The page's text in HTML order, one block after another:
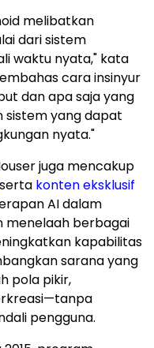
melibatkan
dari sistem
waktu nyata," kata
cara insinyur
dan apa saja yang
sistem yang dapat
nyata."
juga mencakup
konten eksklusif
AI dalam
menelaah berbagai
kapabilitas
sarana yang
pola pikir,
pengguna.